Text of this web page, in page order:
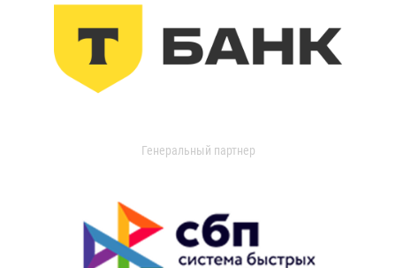
Генеральный партнер